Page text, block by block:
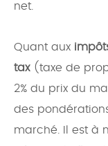
net.
Quant aux
tax(taxe de
2% du prix du
des
marché. Il est à